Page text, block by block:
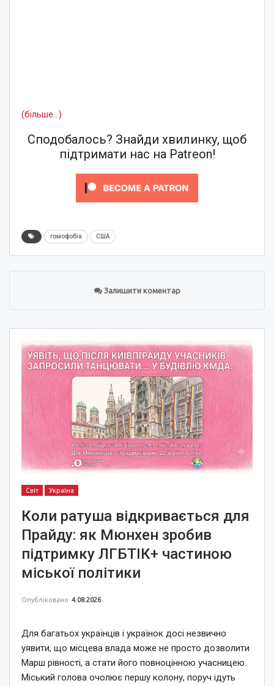
(більше…)
Сподобалось? Знайди хвилинку, щоб
підтримати нас на Patreon!
гомофобія США
Залишити коментар
Світ Україна
Коли ратуша відкривається для
Прайду: як Мюнхен зробив
підтримку ЛГБТІК+ частиною
міської політики
Опубліковано 4.08.2026
Для багатьох українців і українок досі незвично
уявити, що місцева влада може не просто дозволити
Марш рівності, а стати його повноцінною учасницею.
Міський голова очолює першу колону, поруч ідуть